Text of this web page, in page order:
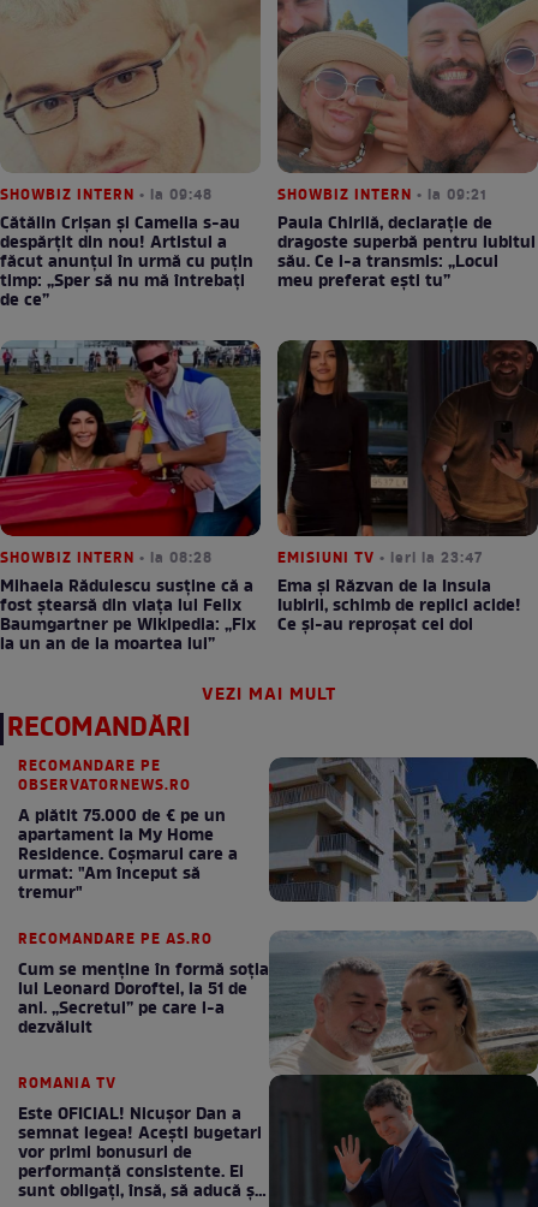
SHOWBIZ INTERN • la 09:48
Cătălin Crișan și Camelia s-au
despărțit din nou! Artistul a
făcut anunțul în urmă cu puțin
timp: „Sper să nu mă întrebați
de ce”
SHOWBIZ INTERN • la 09:21
Paula Chirilă, declarație de
dragoste superbă pentru iubitul
său. Ce i-a transmis: „Locul
meu preferat ești tu”
SHOWBIZ INTERN • la 08:28
Mihaela Rădulescu susține că a
fost ștearsă din viața lui Felix
Baumgartner pe Wikipedia: „Fix
la un an de la moartea lui”
EMISIUNI TV • ieri la 23:47
Ema și Răzvan de la Insula
Iubirii, schimb de replici acide!
Ce și-au reproșat cei doi
VEZI MAI MULT
RECOMANDĂRI
RECOMANDARE PE
OBSERVATORNEWS.RO
A plătit 75.000 de € pe un
apartament la My Home
Residence. Coşmarul care a
urmat: "Am început să
tremur"
RECOMANDARE PE AS.RO
Cum se menţine în formă soţia
lui Leonard Doroftei, la 51 de
ani. „Secretul” pe care l-a
dezvăluit
ROMANIA TV
Este OFICIAL! Nicușor Dan a
semnat legea! Acești bugetari
vor primi bonusuri de
performanță consistente. Ei
sunt obligați, însă, să aducă și